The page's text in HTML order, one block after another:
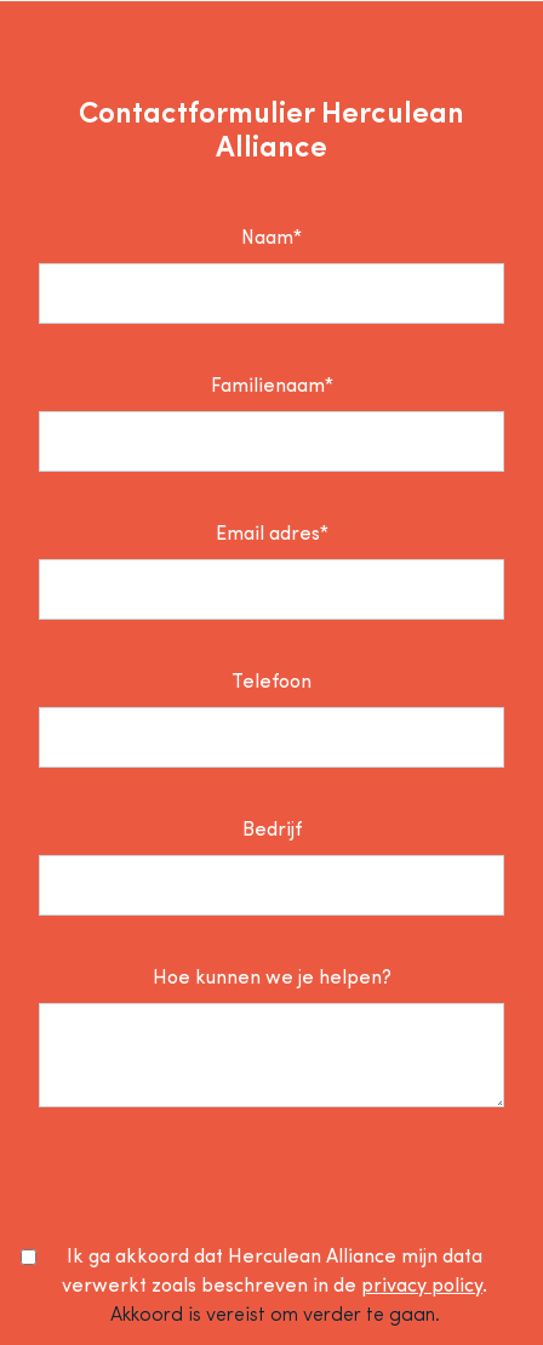
Contactformulier Herculean
Alliance
Naam*
Familienaam*
Email adres*
Telefoon
Bedrijf
Hoe kunnen we je helpen?
Ik ga akkoord dat Herculean Alliance mijn data
verwerkt zoals beschreven in de privacy policy.
Akkoord is vereist om verder te gaan.